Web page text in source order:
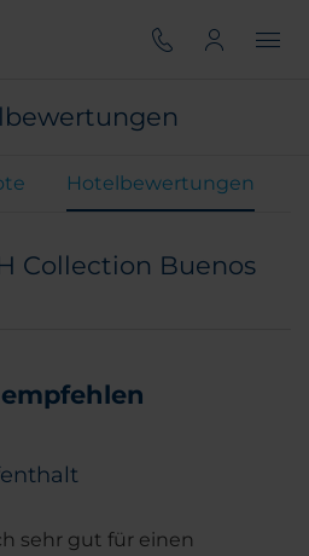
Hotelbewertungen
Collection Buenos
sehr gut für einen